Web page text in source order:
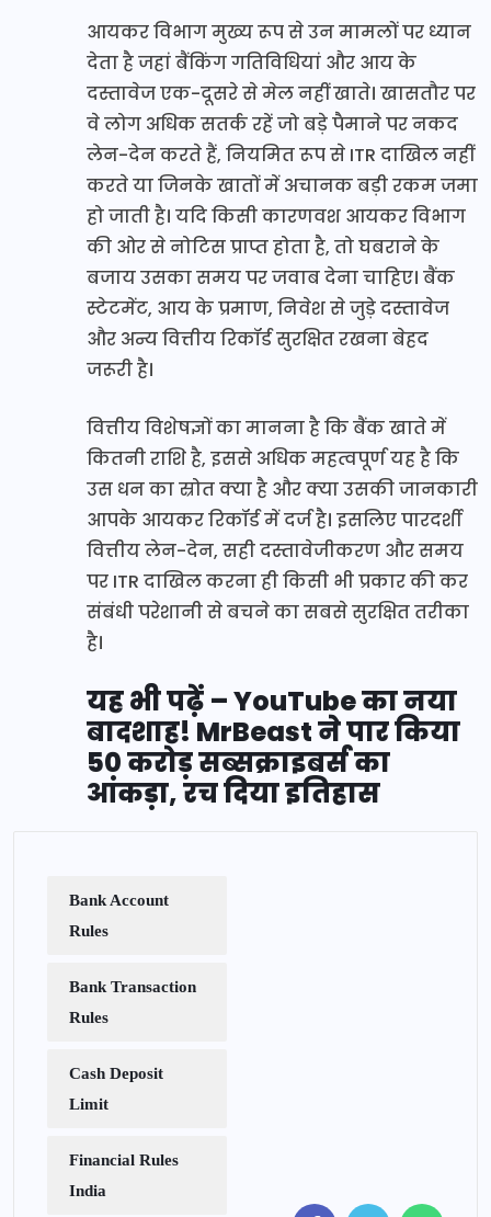
आयकर विभाग मुख्य रूप से उन मामलों पर ध्यान
देता है जहां बैंकिंग गतिविधियां और आय के
दस्तावेज एक-दूसरे से मेल नहीं खाते। खासतौर पर
वे लोग अधिक सतर्क रहें जो बड़े पैमाने पर नकद
लेन-देन करते हैं, नियमित रूप से ITR दाखिल नहीं
करते या जिनके खातों में अचानक बड़ी रकम जमा
हो जाती है। यदि किसी कारणवश आयकर विभाग
की ओर से नोटिस प्राप्त होता है, तो घबराने के
बजाय उसका समय पर जवाब देना चाहिए। बैंक
स्टेटमेंट, आय के प्रमाण, निवेश से जुड़े दस्तावेज
और अन्य वित्तीय रिकॉर्ड सुरक्षित रखना बेहद
जरूरी है।
वित्तीय विशेषज्ञों का मानना है कि बैंक खाते में
कितनी राशि है, इससे अधिक महत्वपूर्ण यह है कि
उस धन का स्रोत क्या है और क्या उसकी जानकारी
आपके आयकर रिकॉर्ड में दर्ज है। इसलिए पारदर्शी
वित्तीय लेन-देन, सही दस्तावेजीकरण और समय
पर ITR दाखिल करना ही किसी भी प्रकार की कर
संबंधी परेशानी से बचने का सबसे सुरक्षित तरीका
है।
यह भी पढ़ें – YouTube का नया
बादशाह! MrBeast ने पार किया
50 करोड़ सब्सक्राइबर्स का
आंकड़ा, रच दिया इतिहास
Bank Account
Rules
Bank Transaction
Rules
Cash Deposit
Limit
Financial Rules
India